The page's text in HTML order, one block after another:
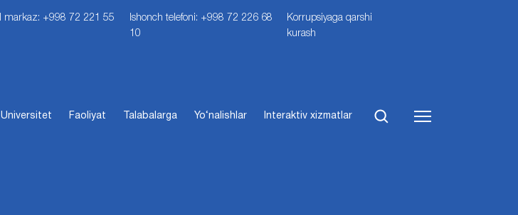
markaz: +998 72 221 55
Ishonch telefoni: +998 72 226 68
10
Korrupsiyaga qarshi
kurash
Universitet Faoliyat Talabalarga Yo‘nalishlar Interaktiv xizmatlar